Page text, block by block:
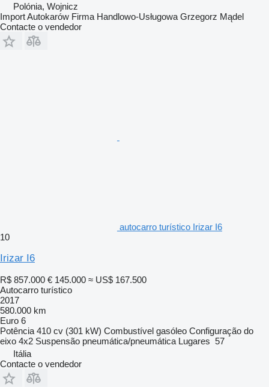
Polónia, Wojnicz
Import Autokarów Firma Handlowo-Usługowa Grzegorz Mądel
Contacte o vendedor
autocarro turístico Irizar I6
10
Irizar I6
R$ 857.000 € 145.000 ≈ US$ 167.500
Autocarro turístico
2017
580.000 km
Euro 6
Potência 410 cv (301 kW) Combustível gasóleo Configuração do
eixo 4x2 Suspensão pneumática/pneumática Lugares 57
Itália
Contacte o vendedor